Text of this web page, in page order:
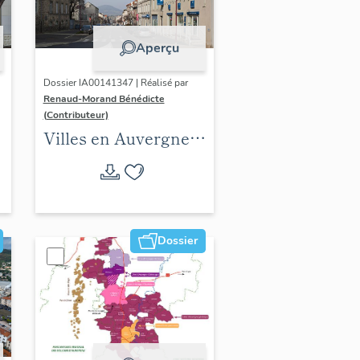
Aperçu
Dossier IA00141347 | Réalisé par
Renaud-Morand Bénédicte
(Contributeur)
Villes en Auvergne :
les formes urbaines
Dossier